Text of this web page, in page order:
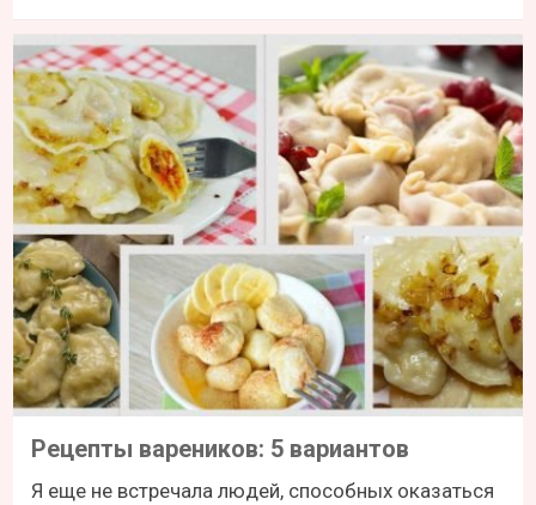
Рецепты вареников: 5 вариантов
Я еще не встречала людей, способных оказаться